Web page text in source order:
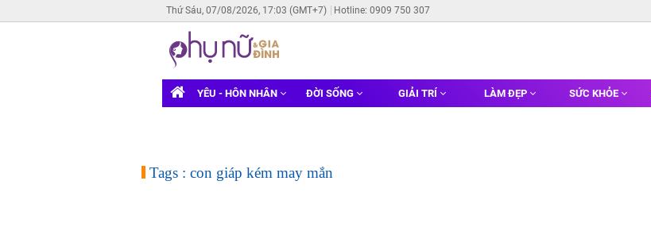
Thứ Sáu, 07/08/2026, 17:03 (GMT+7) Hotline: 0909 750 307
YÊU - HÔN NHÂN ĐỜI SỐNG GIẢI TRÍ LÀM ĐẸP SỨC KHỎE
Tags : con giáp kém may mắn